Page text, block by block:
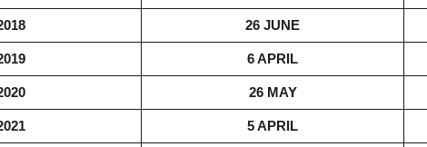
26 JUNE
6 APRIL
26 MAY
5 APRIL